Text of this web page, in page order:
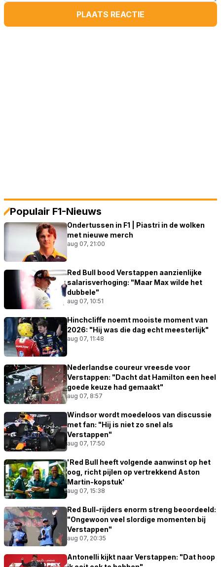
PLAATS REACTIE
Populair F1-Nieuws
Ondertussen in F1 | Piastri in de wolken
met nieuwe merch
aug 07, 21:00
Red Bull bood Verstappen aanzienlijke
salarisverhoging: "Maar Max wilde het
dubbele"
aug 07, 10:51
Hinchcliffe noemt mooiste moment van
2026: "Hij was die dag echt meesterlijk"
aug 07, 11:48
Nederlandse coureur vreesde voor
Verstappen: "Dacht dat Hamilton een heel
goede keuze had gemaakt"
aug 07, 8:57
Windsor wordt moedeloos van discussie
met fan: "Hij is niet zo snel als
Verstappen"
aug 07, 17:50
'Red Bull heeft volgende aanwinst op het
oog, richt pijlen op vertrekkend Aston
Martin-kopstuk'
aug 07, 15:38
Red Bull-rijders enorm streng beoordeeld:
"Ongewoon veel slordige momenten bij
Verstappen"
aug 07, 20:35
Antonelli kijkt naar Verstappen: "Dat hoop